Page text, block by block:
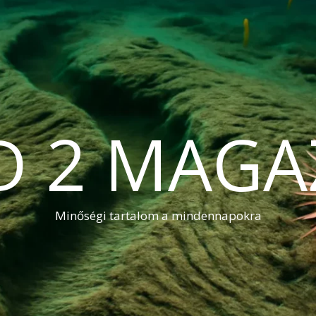
2
Minőségi tartalom a mindennapokra